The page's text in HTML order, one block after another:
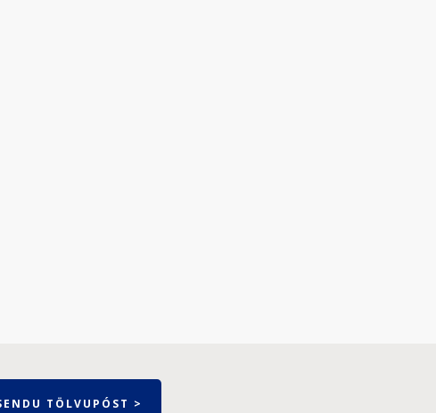
TÖLVUPÓST >